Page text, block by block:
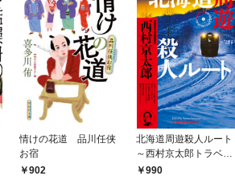
情けの花道 品川任侠
お宿
902
北海道周遊殺人ルート
～西村京太郎トラベル
ミステリー・セレクシ
990